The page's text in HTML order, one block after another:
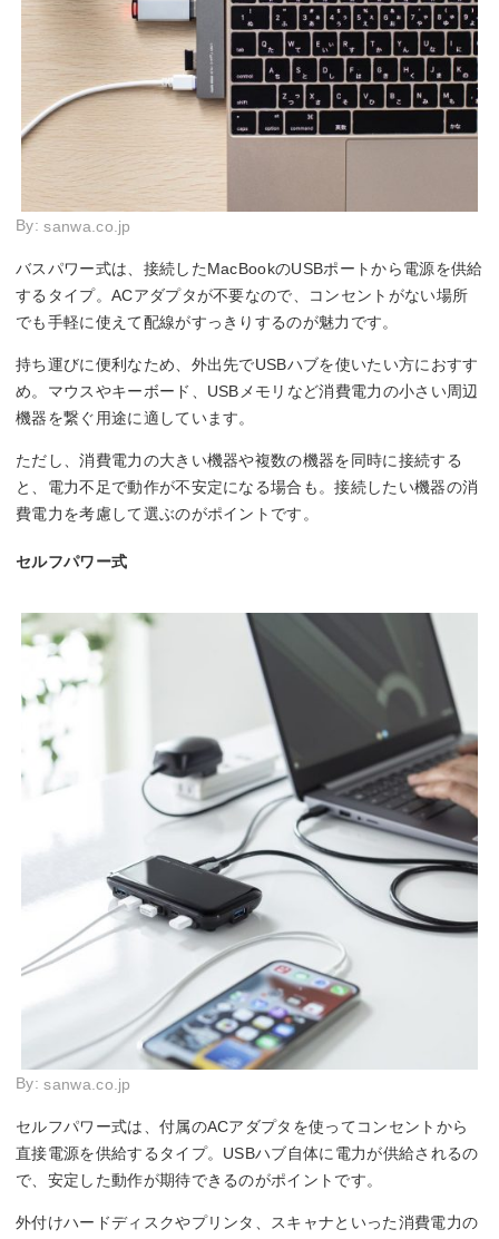
By: sanwa.co.jp
バスパワー式は、接続したMacBookのUSBポートから電源を供給
するタイプ。ACアダプタが不要なので、コンセントがない場所
でも手軽に使えて配線がすっきりするのが魅力です。
持ち運びに便利なため、外出先でUSBハブを使いたい方におすす
め。マウスやキーボード、USBメモリなど消費電力の小さい周辺
機器を繋ぐ用途に適しています。
ただし、消費電力の大きい機器や複数の機器を同時に接続する
と、電力不足で動作が不安定になる場合も。接続したい機器の消
費電力を考慮して選ぶのがポイントです。
セルフパワー式
By: sanwa.co.jp
セルフパワー式は、付属のACアダプタを使ってコンセントから
直接電源を供給するタイプ。USBハブ自体に電力が供給されるの
で、安定した動作が期待できるのがポイントです。
外付けハードディスクやプリンタ、スキャナといった消費電力の